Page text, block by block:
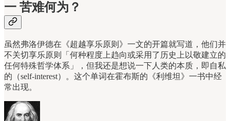
一 苦难何为？
虽然弗洛伊德在《超越享乐原则》一文的开篇就写道，他们并
不关切享乐原则「何种程度上趋向或采用了历史上以敬建立的
任何特殊哲学体系」，但我还是想说一下人类的本质，即自私
的（self-interest）。这个单词在霍布斯的《利维坦》一书中经
常出现。